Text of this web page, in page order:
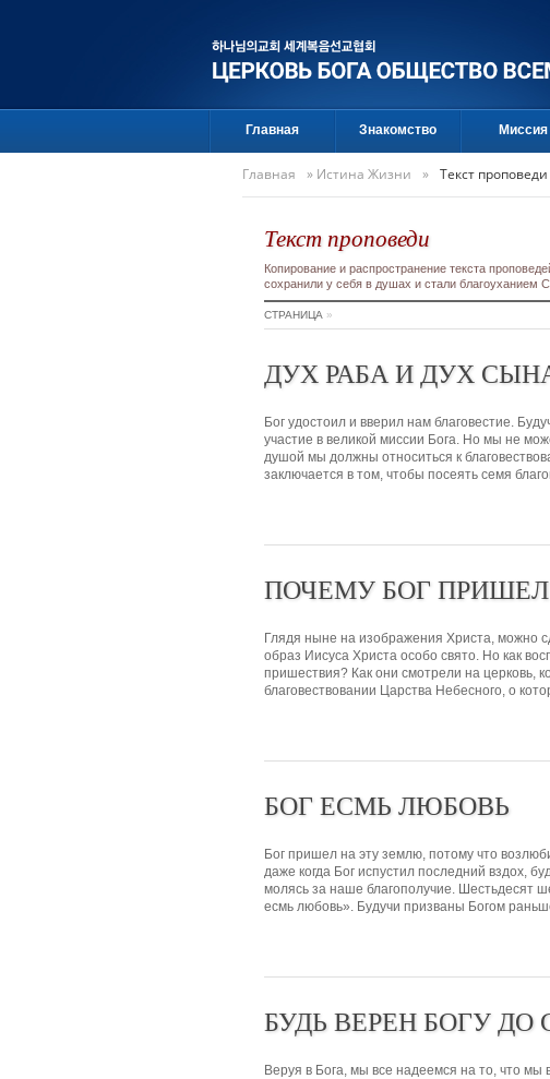
Главная Знакомство Миссия
Главная » Истина Жизни » Текст проповеди
Текст проповеди
Копирование и распространение текста
сохранили у себя в душах и стали благоуханием
СТРАНИЦА »
ДУХ РАБА И ДУХ
Бог удостоил и вверил нам благовестие.
участие в великой миссии Бога. Но мы не
душой мы должны относиться к
заключается в том, чтобы посеять семя
ПОЧЕМУ БОГ
Глядя ныне на изображения Христа, можно
образ Иисуса Христа особо свято. Но как
пришествия? Как они смотрели на церковь,
благовествовании Царства Небесного, о
БОГ ЕСМЬ ЛЮБОВЬ
Бог пришел на эту землю, потому что
даже когда Бог испустил последний вздох,
молясь за наше благополучие. Шестьдесят
есмь любовь». Будучи призваны Богом
БУДЬ ВЕРЕН БОГУ
Веруя в Бога, мы все надеемся на то, что мы